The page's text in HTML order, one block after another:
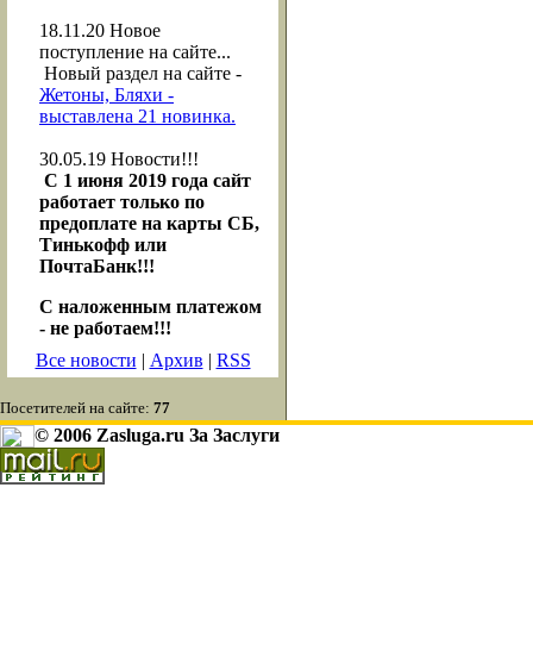
18.11.20 Новое
поступление на сайте...
Новый раздел на сайте -
Жетоны, Бляхи -
выставлена 21 новинка.
30.05.19 Новости!!!
С 1 июня 2019 года сайт
работает только по
предоплате на карты СБ,
Тинькофф или
ПочтаБанк!!!
С наложенным платежом
- не работаем!!!
Все новости | Архив | RSS
Посетителей на сайте: 77
© 2006 Zasluga.ru За Заслуги